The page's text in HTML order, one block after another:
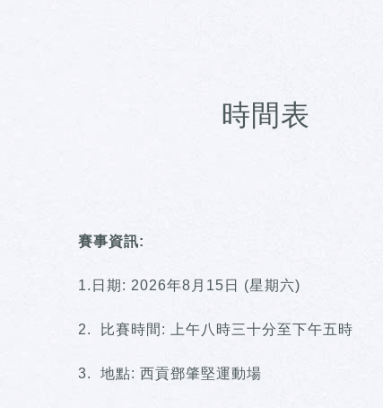
時間表
賽事資訊:
1.日期: 2026年8月15日 (星期六)
2. 比賽時間: 上午八時三十分至下午五時
3. 地點: 西貢鄧肇堅運動場